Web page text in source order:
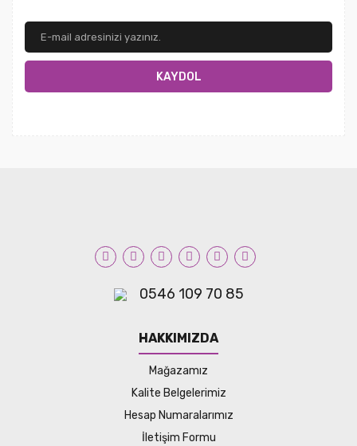
KAYDOL
0546 109 70 85
HAKKIMIZDA
Mağazamız
Kalite Belgelerimiz
Hesap Numaralarımız
İletişim Formu